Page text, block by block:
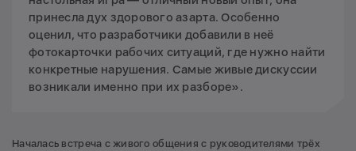
принесла дух здорового азарта. Особенно
оценил, что разработчики добавили в неё
фотокарточки рабочих ситуаций, где нужно найти
конкретные нарушения. Самые живые дискуссии
возникали именно при их разборе».
Началась встреча с живого общения с руководителями трёх